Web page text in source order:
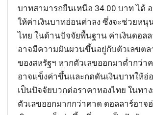
บาทสามารถยืนเหนือ 34.00 บาท ได้
ให้ค่าเงินบาทอ่อนค่าลง ซึ่งจะช่วยหนุ
ไทย ในด้านปัจจัยพื้นฐาน ค่าเงินดอล
อาจมีความผันผวนขึ้นอยู่กับตัวเลขตล
ของสหรัฐฯ หากตัวเลขออกมาต่ำกว่า
อาจแข็งค่าขึ้นและกดดันเงินบาทให้อ่
เป็นปัจจัยบวกต่อราคาทองไทย ในทา
ตัวเลขออกมากกว่าคาด ดอลลาร์อาจ